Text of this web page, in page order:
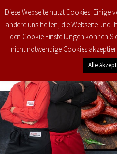
Diese Webseite nutzt Cookies. Einige
andere uns helfen, die Webseite und
den Cookie Einstellungen können
nicht notwendige Cookies
Alle